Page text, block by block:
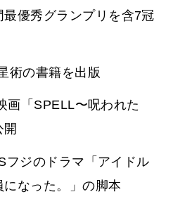
優秀グランプリを含7冠
術の書籍を出版
画「SPELL〜呪われた
開
フジのドラマ「アイドル
なった。」の脚本